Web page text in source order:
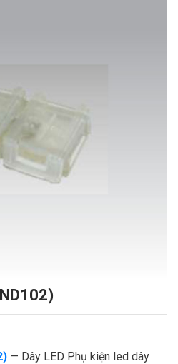
— Dây LED Phụ kiện led dây